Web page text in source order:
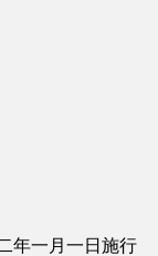
年一月一日施行